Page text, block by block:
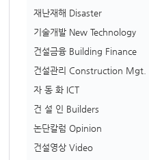
재난재해 Disaster
기술개발 New Technology
건설금융 Building Finance
건설관리 Construction Mgt.
자 동 화 ICT
건 설 인 Builders
논단칼럼 Opinion
건설영상 Video